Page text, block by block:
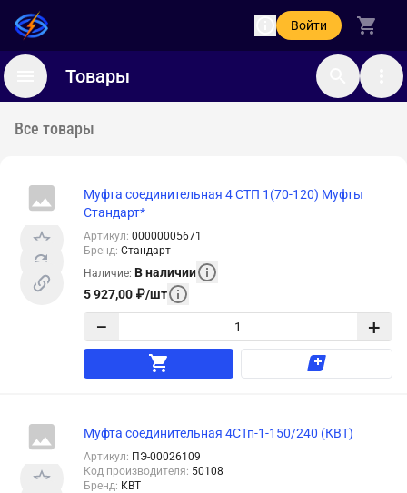
Войти
Товары
Все товары
Муфта соединительная 4 СТП 1(70-120) Муфты
Стандарт*
Артикул: 00000005671
Бренд: Стандарт
Наличие: В наличии
5 927,00 ₽/шт
− +
Муфта соединительная 4СТп-1-150/240 (КВТ)
Артикул: ПЭ-00026109
Код производителя: 50108
Бренд: КВТ